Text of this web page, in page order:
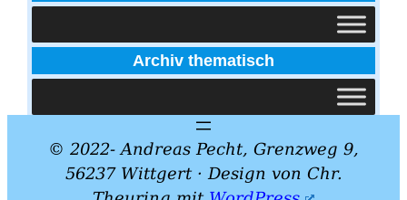
Archiv thematisch
© 2022- Andreas Pecht, Grenzweg 9,
56237 Wittgert · Design von Chr.